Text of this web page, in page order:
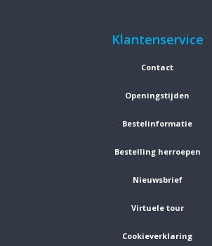
Klantenservice
Contact
Openingstijden
Bestelinformatie
Bestelling herroepen
Nieuwsbrief
Virtuele tour
Cookieverklaring